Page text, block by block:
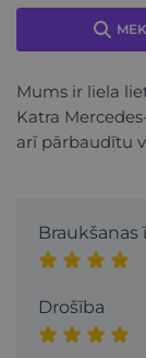
Mums ir liela
Katra
arī pārbaudītu
Braukšanas
Drošība